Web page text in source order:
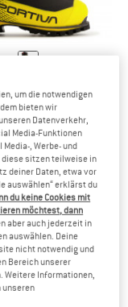
G2 Evo
€713,96 €
4,8(5)
um die notwendigen
bieten wir
Datenverkehr,
Media-Funktionen
, Werbe- und
diese sitzen teilweise in
deiner Daten, etwa vor
auswählen“ erklärst du
du keine Cookies mit
möchtest, dann
aber auch jederzeit in
auswählen. Deine
nicht notwendig und
Bereich unserer
Weitere Informationen,
unseren